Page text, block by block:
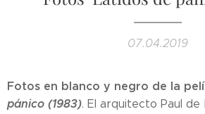
07.04.2019
Fotos en blanco y negro de la
pánico (1983). El arquitecto Paul de